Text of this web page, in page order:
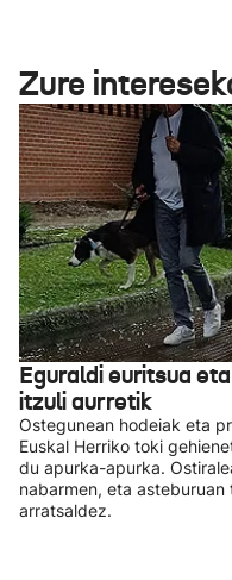
Zure
Eguraldi euritsua
itzuli aurretik
Ostegunean hodeiak eta
Euskal Herriko toki
du apurka-apurka.
nabarmen, eta
arratsaldez.